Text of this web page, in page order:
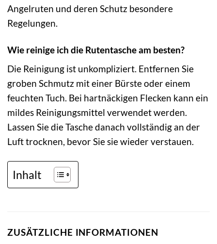
Angelruten und deren Schutz besondere
Regelungen.
Wie reinige ich die Rutentasche am besten?
Die Reinigung ist unkompliziert. Entfernen Sie
groben Schmutz mit einer Bürste oder einem
feuchten Tuch. Bei hartnäckigen Flecken kann ein
mildes Reinigungsmittel verwendet werden.
Lassen Sie die Tasche danach vollständig an der
Luft trocknen, bevor Sie sie wieder verstauen.
Inhalt
ZUSÄTZLICHE INFORMATIONEN